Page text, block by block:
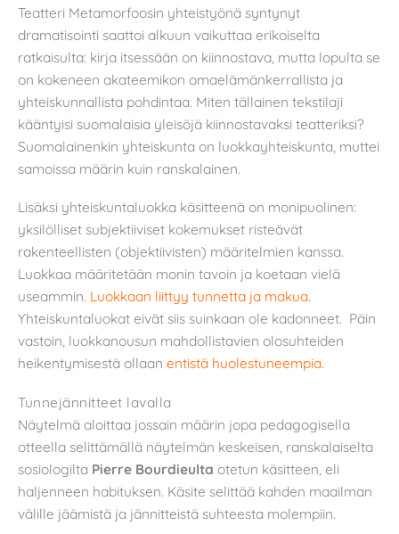
Teatteri Metamorfoosin yhteistyönä syntynyt
dramatisointi saattoi alkuun vaikuttaa erikoiselta
ratkaisulta: kirja itsessään on kiinnostava, mutta lopulta se
on kokeneen akateemikon omaelämänkerrallista ja
yhteiskunnallista pohdintaa. Miten tällainen tekstilaji
kääntyisi suomalaisia yleisöjä kiinnostavaksi teatteriksi?
Suomalainenkin yhteiskunta on luokkayhteiskunta, muttei
samoissa määrin kuin ranskalainen.
Lisäksi yhteiskuntaluokka käsitteenä on monipuolinen:
yksilölliset subjektiiviset kokemukset risteävät
rakenteellisten (objektiivisten) määritelmien kanssa.
Luokkaa määritetään monin tavoin ja koetaan vielä
useammin. Luokkaan liittyy tunnetta ja makua.
Yhteiskuntaluokat eivät siis suinkaan ole kadonneet. Päin
vastoin, luokkanousun mahdollistavien olosuhteiden
heikentymisestä ollaan entistä huolestuneempia.
Tunnejännitteet lavalla
Näytelmä aloittaa jossain määrin jopa pedagogisella
otteella selittämällä näytelmän keskeisen, ranskalaiselta
sosiologilta Pierre Bourdieulta otetun käsitteen, eli
haljenneen habituksen. Käsite selittää kahden maailman
välille jäämistä ja jännitteistä suhteesta molempiin.